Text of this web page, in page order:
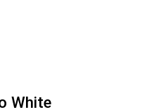
White